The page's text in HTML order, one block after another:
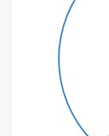
- buitenvaart
hoogwaardig
perceel zijn
verplicht lid
naar rato van
onder meer
voor